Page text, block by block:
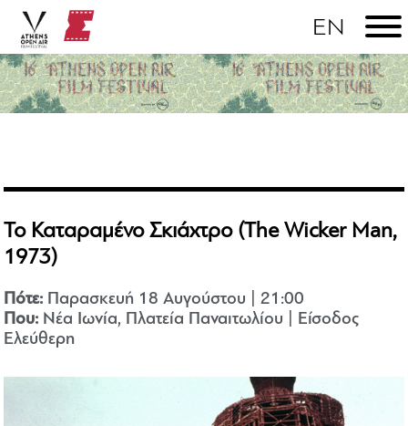
Το Καταραμένο Σκιάχτρο (The Wicker Man,
1973)
Πότε: Παρασκευή 18 Αυγούστου | 21:00
Που: Νέα Ιωνία, Πλατεία Παναιτωλίου | Είσοδος
Ελεύθερη